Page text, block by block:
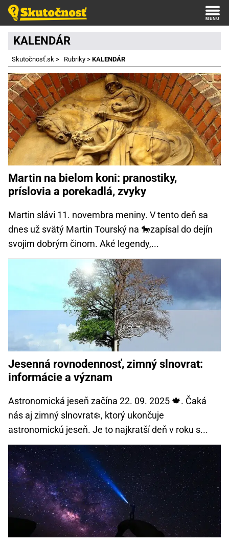
KALENDÁR
Skutočnosť.sk > Rubriky > KALENDÁR
Martin na bielom koni: pranostiky,
príslovia a porekadlá, zvyky
Martin slávi 11. novembra meniny. V tento deň sa
dnes už svätý Martin Tourský na 🐎zapísal do dejín
svojim dobrým činom. Aké legendy,...
Jesenná rovnodennosť, zimný slnovrat:
informácie a význam
Astronomická jeseň začína 22. 09. 2025 🍁. Čaká
nás aj zimný slnovrat❄️, ktorý ukončuje
astronomickú jeseň. Je to najkratší deň v roku s...